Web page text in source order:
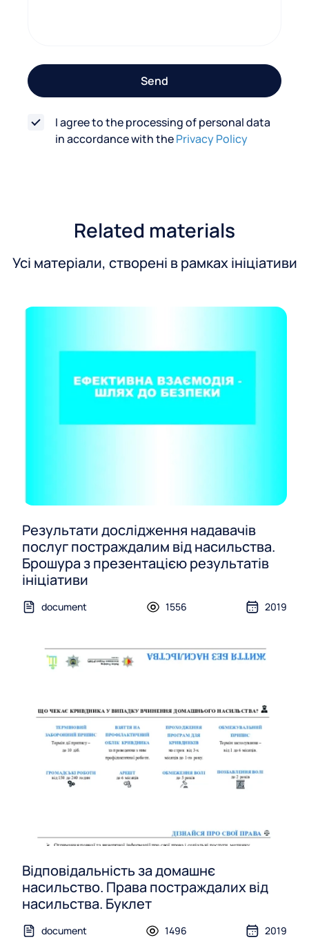
o
m
Send
I agree to the processing of personal data
in accordance with thePrivacy Policy
Related materials
Усі матеріали, створені в рамках ініціативи
Результати дослідження надавачів
послуг постраждалим від насильства.
Брошура з презентацією результатів
ініціативи
document 1556 2019
Відповідальність за домашнє
насильство. Права постраждалих від
насильства. Буклет
document 1496 2019